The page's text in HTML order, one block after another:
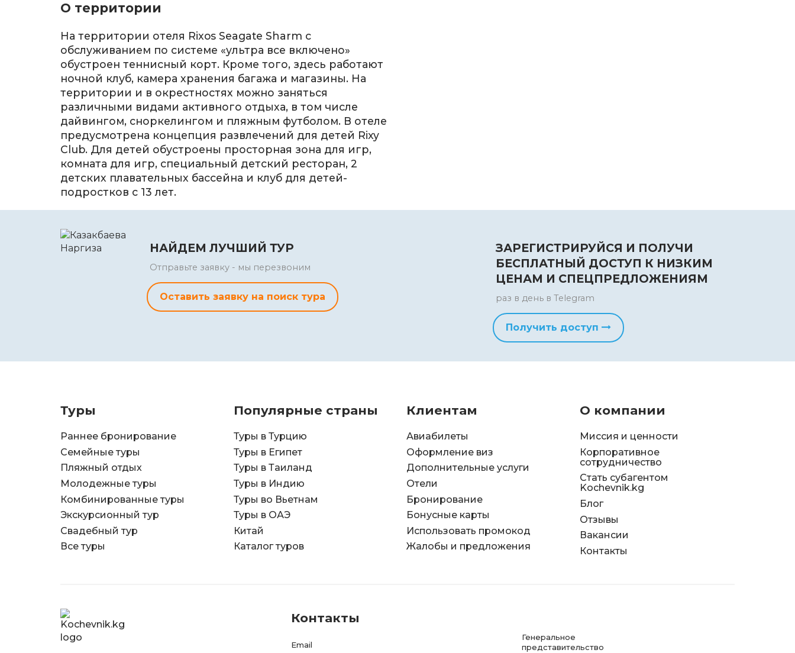
О территории
На территории отеля Rixos Seagate Sharm с
обслуживанием по системе «ультра все включено»
обустроен теннисный корт. Кроме того, здесь работают
ночной клуб, камера хранения багажа и магазины. На
территории и в окрестностях можно заняться
различными видами активного отдыха, в том числе
дайвингом, сноркелингом и пляжным футболом. В отеле
предусмотрена концепция развлечений для детей Rixy
Club. Для детей обустроены просторная зона для игр,
комната для игр, специальный детский ресторан, 2
детских плавательных бассейна и клуб для детей-
подростков с 13 лет.
НАЙДЕМ ЛУЧШИЙ ТУР
Отправьте заявку - мы перезвоним
Оставить заявку на поиск тура
ЗАРЕГИСТРИРУЙСЯ И ПОЛУЧИ
БЕСПЛАТНЫЙ ДОСТУП К НИЗКИМ
ЦЕНАМ И СПЕЦПРЕДЛОЖЕНИЯМ
раз в день в Telegram
Получить доступ
Туры
Раннее бронирование
Семейные туры
Пляжный отдых
Молодежные туры
Комбинированные туры
Экскурсионный тур
Свадебный тур
Все туры
Популярные страны
Туры в Турцию
Туры в Египет
Туры в Таиланд
Туры в Индию
Туры во Вьетнам
Туры в ОАЭ
Китай
Каталог туров
Клиентам
Авиабилеты
Оформление виз
Дополнительные услуги
Отели
Бронирование
Бонусные карты
Использовать промокод
Жалобы и предложения
О компании
Миссия и ценности
Корпоративное
сотрудничество
Стать субагентом
Kochevnik.kg
Блог
Отзывы
Вакансии
Контакты
Контакты
Email
Генеральное
представительство